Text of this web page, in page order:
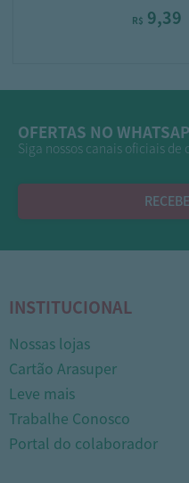
R$ 9,39
OFERTAS NO
Siga nossos canais oficiais de
INSTITUCIONAL
Nossas lojas
Cartão Arasuper
Leve mais
Trabalhe Conosco
Portal do colaborador